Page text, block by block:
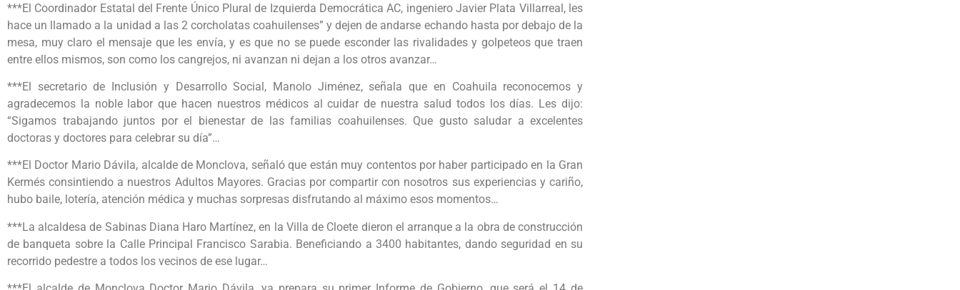
***El Coordinador Estatal del Frente Único Plural de Izquierda Democrática AC, ingeniero Javier Plata Villarreal, les
hace un llamado a la unidad a las 2 corcholatas coahuilenses” y dejen de andarse echando hasta por debajo de la
mesa, muy claro el mensaje que les envía, y es que no se puede esconder las rivalidades y golpeteos que traen
entre ellos mismos, son como los cangrejos, ni avanzan ni dejan a los otros avanzar…
***El secretario de Inclusión y Desarrollo Social, Manolo Jiménez, señala que en Coahuila reconocemos y
agradecemos la noble labor que hacen nuestros médicos al cuidar de nuestra salud todos los días. Les dijo:
“Sigamos trabajando juntos por el bienestar de las familias coahuilenses. Que gusto saludar a excelentes
doctoras y doctores para celebrar su día”…
***El Doctor Mario Dávila, alcalde de Monclova, señaló que están muy contentos por haber participado en la Gran
Kermés consintiendo a nuestros Adultos Mayores. Gracias por compartir con nosotros sus experiencias y cariño,
hubo baile, lotería, atención médica y muchas sorpresas disfrutando al máximo esos momentos…
***La alcaldesa de Sabinas Diana Haro Martínez, en la Villa de Cloete dieron el arranque a la obra de construcción
de banqueta sobre la Calle Principal Francisco Sarabia. Beneficiando a 3400 habitantes, dando seguridad en su
recorrido pedestre a todos los vecinos de ese lugar…